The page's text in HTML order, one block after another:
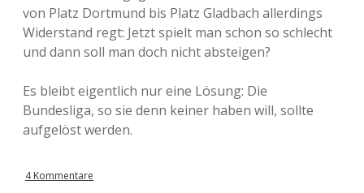
von Platz Dortmund bis Platz Gladbach allerdings
Widerstand regt: Jetzt spielt man schon so schlecht
und dann soll man doch nicht absteigen?
Es bleibt eigentlich nur eine Lösung: Die
Bundesliga, so sie denn keiner haben will, sollte
aufgelöst werden.
4 Kommentare